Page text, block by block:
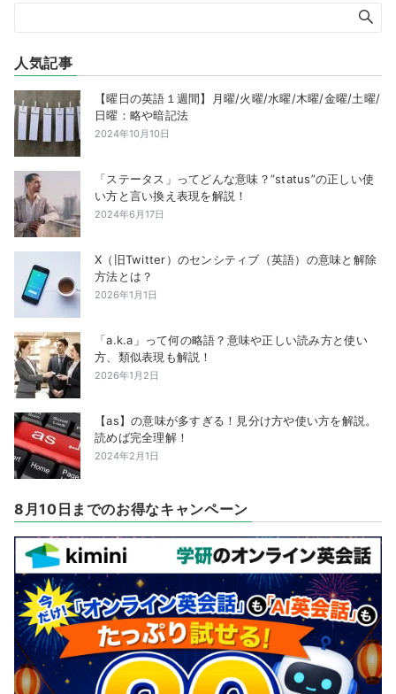
人気記事
【曜日の英語１週間】月曜/火曜/水曜/木曜/金曜/土曜/
日曜：略や暗記法
2024年10月10日
「ステータス」ってどんな意味？”status”の正しい使
い方と言い換え表現を解説！
2024年6月17日
X（旧Twitter）のセンシティブ（英語）の意味と解除
方法とは？
2026年1月1日
「a.k.a」って何の略語？意味や正しい読み方と使い
方、類似表現も解説！
2026年1月2日
【as】の意味が多すぎる！見分け方や使い方を解説。
読めば完全理解！
2024年2月1日
8月10日までのお得なキャンペーン